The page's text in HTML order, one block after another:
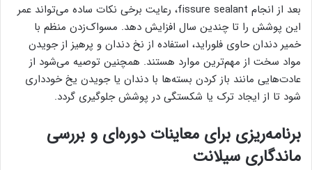
بعد از انجام fissure sealant، رعایت برخی نکات ساده می‌تواند عمر
این پوشش را تا چندین سال افزایش دهد. مسواک‌زدن منظم با
خمیر دندان حاوی فلوراید، استفاده از نخ دندان و پرهیز از جویدن
مواد سخت از مهم‌ترین موارد هستند. همچنین توصیه می‌شود از
عادت‌هایی مانند باز کردن بسته‌ها با دندان یا جویدن یخ خودداری
شود تا از ایجاد ترک یا شکستگی در پوشش جلوگیری گردد.
برنامه‌ریزی برای معاینات دوره‌ای و بررسی
ماندگاری سیلانت